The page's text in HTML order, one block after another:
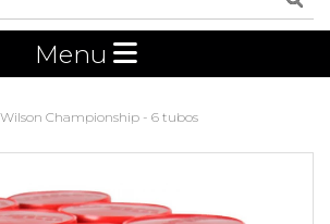
Menu
Championship - 6 tubos